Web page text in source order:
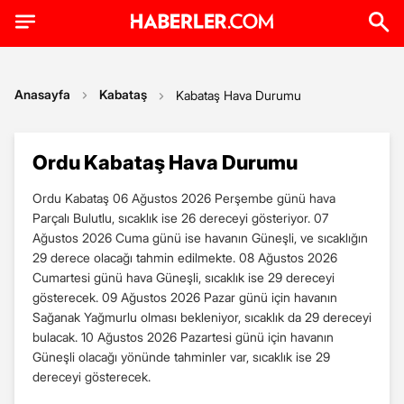
Anasayfa Kabataş Kabataş Hava Durumu
Ordu Kabataş Hava Durumu
Ordu Kabataş 06 Ağustos 2026 Perşembe günü hava
Parçalı Bulutlu, sıcaklık ise 26 dereceyi gösteriyor. 07
Ağustos 2026 Cuma günü ise havanın Güneşli, ve sıcaklığın
29 derece olacağı tahmin edilmekte. 08 Ağustos 2026
Cumartesi günü hava Güneşli, sıcaklık ise 29 dereceyi
gösterecek. 09 Ağustos 2026 Pazar günü için havanın
Sağanak Yağmurlu olması bekleniyor, sıcaklık da 29 dereceyi
bulacak. 10 Ağustos 2026 Pazartesi günü için havanın
Güneşli olacağı yönünde tahminler var, sıcaklık ise 29
dereceyi gösterecek.